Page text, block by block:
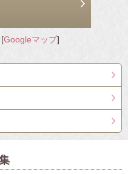
[Googleマップ]